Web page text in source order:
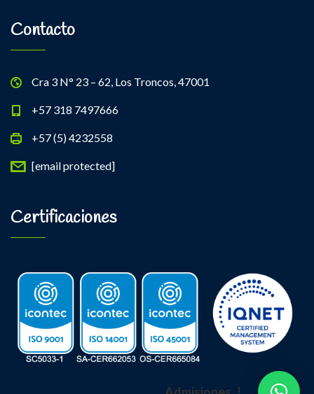
Contacto
Cra 3 N° 23 – 62, Los Troncos, 47001
+57 318 7497666
+57 (5) 4232558
[email protected]
Certificaciones